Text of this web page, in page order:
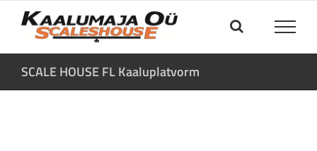
content
SCALE HOUSE FL Kaaluplatvorm